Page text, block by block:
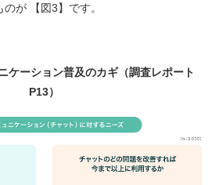
が 【図3】です。
ケーション普及のカギ（調査レポート
P13）